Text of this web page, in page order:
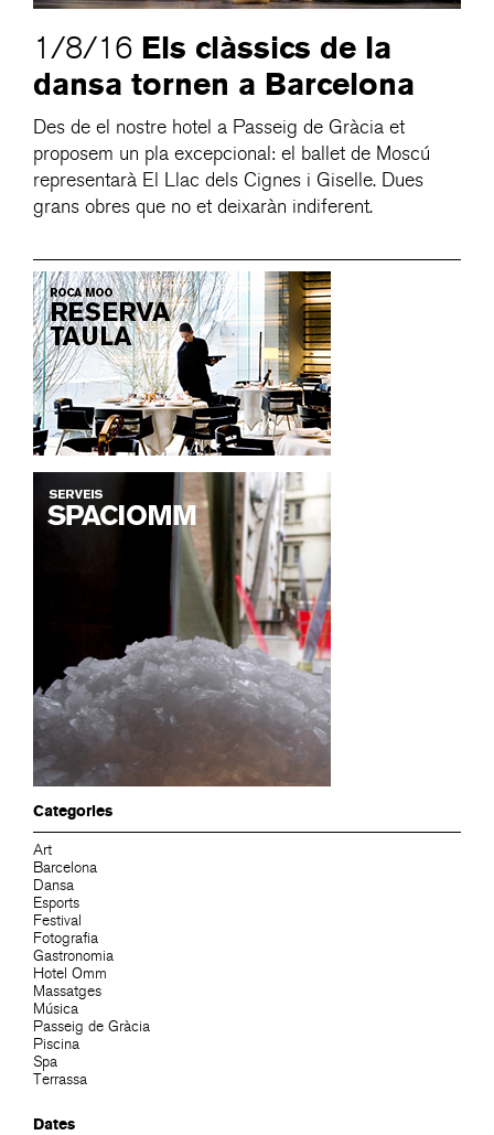
1/8/16 Els clàssics de la
dansa tornen a Barcelona
Des de el nostre hotel a Passeig de Gràcia et
proposem un pla excepcional: el ballet de Moscú
representarà El Llac dels Cignes i Giselle. Dues
grans obres que no et deixaràn indiferent.
Categories
Art
Barcelona
Dansa
Esports
Festival
Fotografia
Gastronomia
Hotel Omm
Massatges
Música
Passeig de Gràcia
Piscina
Spa
Terrassa
Dates